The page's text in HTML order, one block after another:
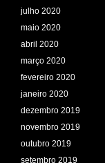
julho 2020
maio 2020
abril 2020
março 2020
fevereiro 2020
janeiro 2020
dezembro 2019
novembro 2019
outubro 2019
setembro 2019